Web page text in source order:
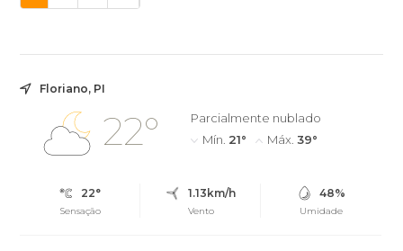
Floriano, PI
22°
Parcialmente nublado
Mín. 21° Máx. 39°
22°
Sensação
1.13km/h
Vento
48%
Umidade